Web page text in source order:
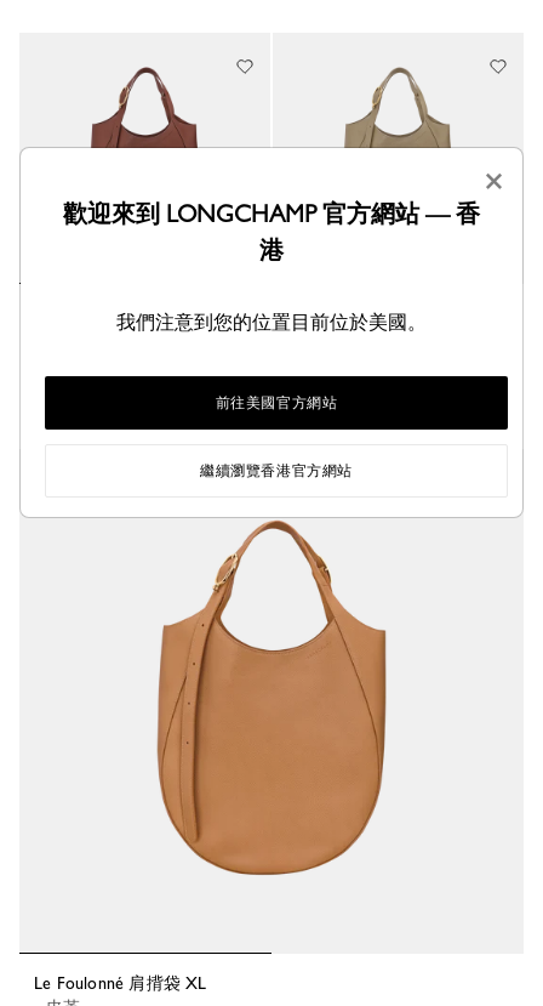
Le Foulonné 肩揹袋 XL
摩卡色 - 皮革
Le Foulonné 肩揹袋 XL
- 皮革
Le Foulonné 肩揹袋 XL
×
歡迎來到 LONGCHAMP 官方網站 — 香
港
我們注意到您的位置目前位於美國。
前往美國官方網站
繼續瀏覽香港官方網站